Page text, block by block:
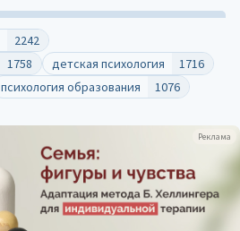
Реклама
2242
1758 детская психология
1716
психология образования
1076